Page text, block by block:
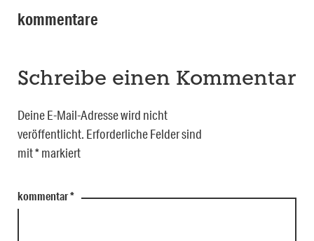
kommentare
Schreibe einen Kommentar
Deine E-Mail-Adresse wird nicht
veröffentlicht. Erforderliche Felder sind
mit*markiert
kommentar*